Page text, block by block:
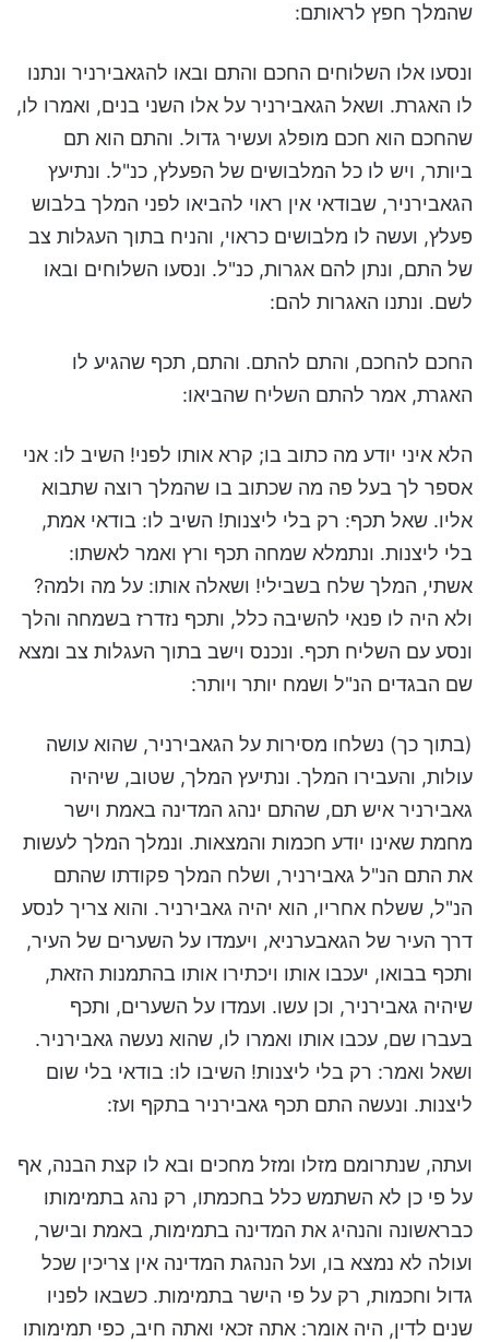
שהמלך חפץ לראותם:
ונסעו אלו השלוחים החכם והתם ובאו להגאבירניר ונתנו
לו האגרת. ושאל הגאבירניר על אלו השני בנים, ואמרו לו,
שהחכם הוא חכם מופלג ועשיר גדול. והתם הוא תם
ביותר, ויש לו כל המלבושים של הפעלץ, כנ"ל. ונתיעץ
הגאבירניר, שבודאי אין ראוי להביאו לפני המלך בלבוש
פעלץ, ועשה לו מלבושים כראוי, והניח בתוך העגלות צב
של התם, ונתן להם אגרות, כנ"ל. ונסעו השלוחים ובאו
לשם. ונתנו האגרות להם:
החכם להחכם, והתם להתם. והתם, תכף שהגיע לו
האגרת, אמר להתם השליח שהביאו:
הלא איני יודע מה כתוב בו; קרא אותו לפני! השיב לו: אני
אספר לך בעל פה מה שכתוב בו שהמלך רוצה שתבוא
אליו. שאל תכף: רק בלי ליצנות! השיב לו: בודאי אמת,
בלי ליצנות. ונתמלא שמחה תכף ורץ ואמר לאשתו:
אשתי, המלך שלח בשבילי! ושאלה אותו: על מה ולמה?
ולא היה לו פנאי להשיבה כלל, ותכף נזדרז בשמחה והלך
ונסע עם השליח תכף. ונכנס וישב בתוך העגלות צב ומצא
שם הבגדים הנ"ל ושמח יותר ויותר:
(בתוך כך) נשלחו מסירות על הגאבירניר, שהוא עושה
עולות, והעבירו המלך. ונתיעץ המלך, שטוב, שיהיה
גאבירניר איש תם, שהתם ינהג המדינה באמת וישר
מחמת שאינו יודע חכמות והמצאות. ונמלך המלך לעשות
את התם הנ"ל גאבירניר, ושלח המלך פקודתו שהתם
הנ"ל, ששלח אחריו, הוא יהיה גאבירניר. והוא צריך לנסע
דרך העיר של הגאבערניא, ויעמדו על השערים של העיר,
ותכף בבואו, יעכבו אותו ויכתירו אותו בהתמנות הזאת,
שיהיה גאבירניר, וכן עשו. ועמדו על השערים, ותכף
בעברו שם, עכבו אותו ואמרו לו, שהוא נעשה גאבירניר.
ושאל ואמר: רק בלי ליצנות! השיבו לו: בודאי בלי שום
ליצנות. ונעשה התם תכף גאבירניר בתקף ועז:
ועתה, שנתרומם מזלו ומזל מחכים ובא לו קצת הבנה, אף
על פי כן לא השתמש כלל בחכמתו, רק נהג בתמימותו
כבראשונה והנהיג את המדינה בתמימות, באמת ובישר,
ועולה לא נמצא בו, ועל הנהגת המדינה אין צריכין שכל
גדול וחכמות, רק על פי הישר בתמימות. כשבאו לפניו
שנים לדין, היה אומר: אתה זכאי ואתה חיב, כפי תמימותו